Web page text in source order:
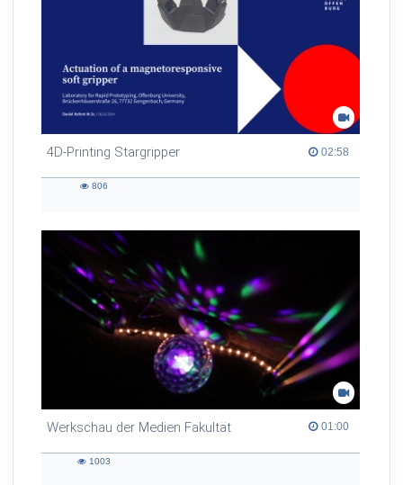
4D-Printing Stargripper 02:58
02:58 duration
806
Werkschau der Medien Fakultät 01:00
01:00 duration
1003